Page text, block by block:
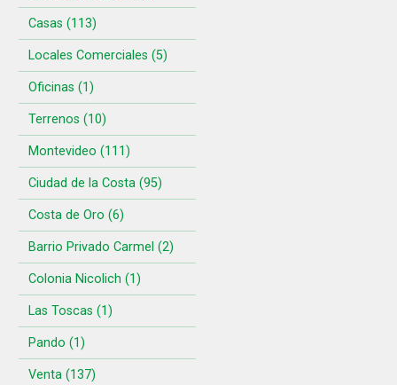
Casas (113)
Locales Comerciales (5)
Oficinas (1)
Terrenos (10)
Montevideo (111)
Ciudad de la Costa (95)
Costa de Oro (6)
Barrio Privado Carmel (2)
Colonia Nicolich (1)
Las Toscas (1)
Pando (1)
Venta (137)